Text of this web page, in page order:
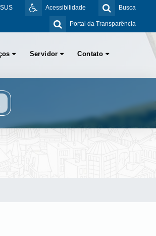
Busca
Acessibilidade
Portal da Transparência
Servidor Contato